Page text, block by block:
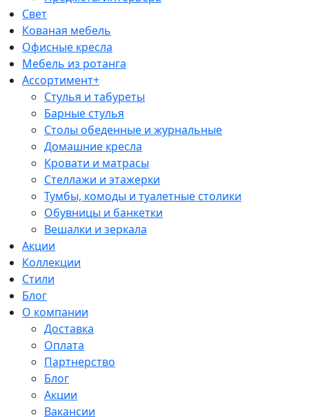
Свет
Кованая мебель
Офисные кресла
Мебель из ротанга
Ассортимент+
Стулья и табуреты
Барные стулья
Столы обеденные и журнальные
Домашние кресла
Кровати и матрасы
Стеллажи и этажерки
Тумбы, комоды и туалетные столики
Обувницы и банкетки
Вешалки и зеркала
Акции
Коллекции
Стили
Блог
О компании
Доставка
Оплата
Партнерство
Блог
Акции
Вакансии